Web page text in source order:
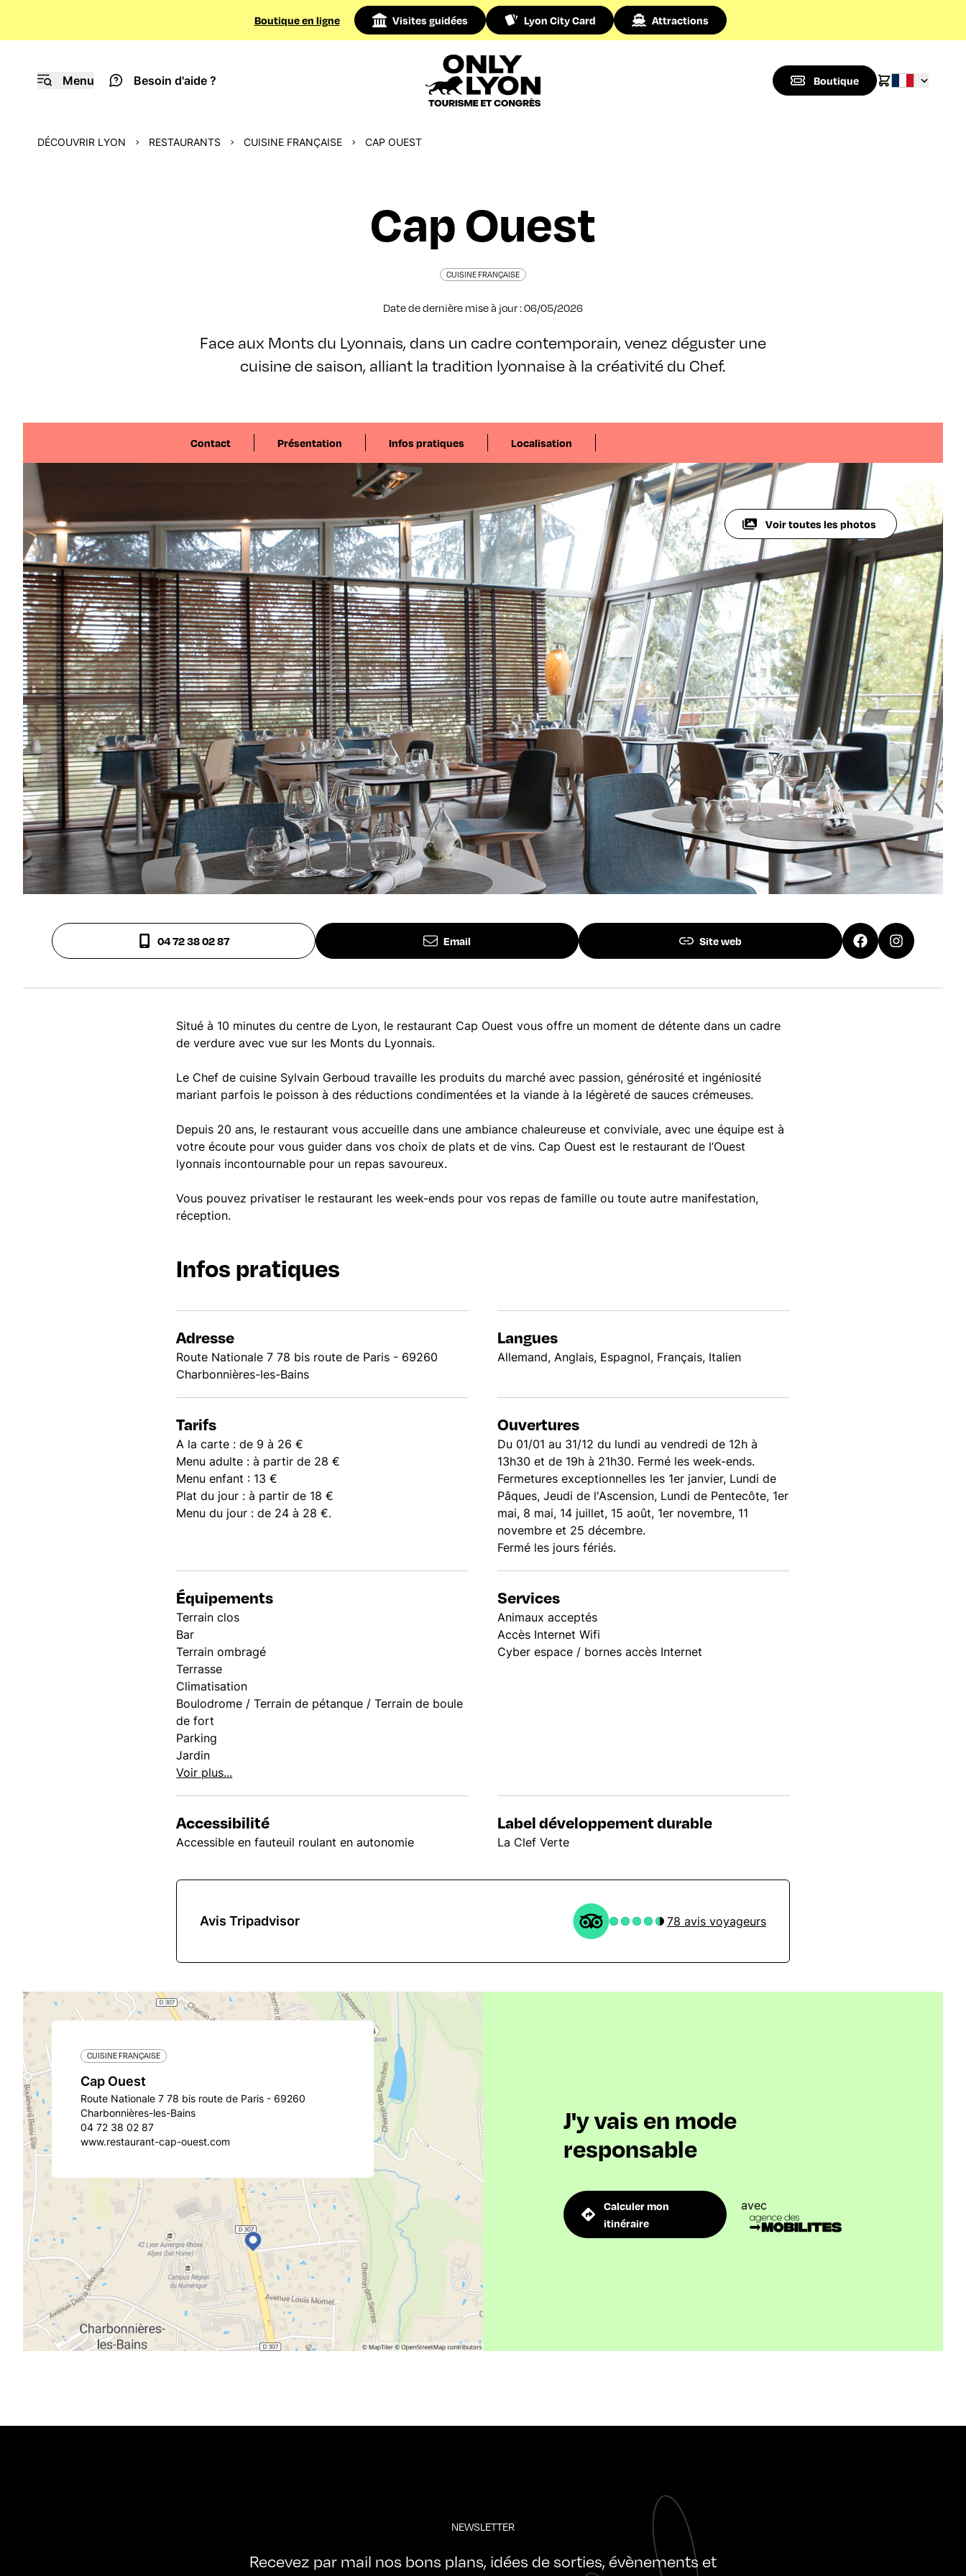
Boutique en ligne Visites guidées Lyon City Card Attractions
Menu Besoin d'aide ? Boutique
DÉCOUVRIR LYON RESTAURANTS CUISINE FRANÇAISE CAP OUEST
Cap Ouest
CUISINE FRANÇAISE
Date de dernière mise à jour : 06/05/2026
Face aux Monts du Lyonnais, dans un cadre contemporain, venez déguster une
cuisine de saison, alliant la tradition lyonnaise à la créativité du Chef.
Contact Présentation Infos pratiques Localisation
Voir toutes les photos
04 72 38 02 87 Email Site web
Situé à 10 minutes du centre de Lyon, le restaurant Cap Ouest vous offre un moment de détente dans un cadre
de verdure avec vue sur les Monts du Lyonnais.
Le Chef de cuisine Sylvain Gerboud travaille les produits du marché avec passion, générosité et ingéniosité
mariant parfois le poisson à des réductions condimentées et la viande à la légèreté de sauces crémeuses.
Depuis 20 ans, le restaurant vous accueille dans une ambiance chaleureuse et conviviale, avec une équipe est à
votre écoute pour vous guider dans vos choix de plats et de vins. Cap Ouest est le restaurant de l’Ouest
lyonnais incontournable pour un repas savoureux.
Vous pouvez privatiser le restaurant les week-ends pour vos repas de famille ou toute autre manifestation,
réception.
Infos pratiques
Adresse
Route Nationale 7 78 bis route de Paris - 69260
Charbonnières-les-Bains
Langues
Allemand, Anglais, Espagnol, Français, Italien
Tarifs
A la carte : de 9 à 26 €
Menu adulte : à partir de 28 €
Menu enfant : 13 €
Plat du jour : à partir de 18 €
Menu du jour : de 24 à 28 €.
Ouvertures
Du 01/01 au 31/12 du lundi au vendredi de 12h à
13h30 et de 19h à 21h30. Fermé les week-ends.
Fermetures exceptionnelles les 1er janvier, Lundi de
Pâques, Jeudi de l'Ascension, Lundi de Pentecôte, 1er
mai, 8 mai, 14 juillet, 15 août, 1er novembre, 11
novembre et 25 décembre.
Fermé les jours fériés.
Équipements
Terrain clos
Bar
Terrain ombragé
Terrasse
Climatisation
Boulodrome / Terrain de pétanque / Terrain de boule
de fort
Parking
Jardin
Voir plus...
Services
Animaux acceptés
Accès Internet Wifi
Cyber espace / bornes accès Internet
Accessibilité
Accessible en fauteuil roulant en autonomie
Label développement durable
La Clef Verte
Avis Tripadvisor 78 avis voyageurs
CUISINE FRANÇAISE
Cap Ouest
Route Nationale 7 78 bis route de Paris - 69260
Charbonnières-les-Bains
04 72 38 02 87
www.restaurant-cap-ouest.com
J'y vais en mode
responsable
Calculer mon
itinéraire
avec
NEWSLETTER
Recevez par mail nos bons plans, idées de sorties, évènements et